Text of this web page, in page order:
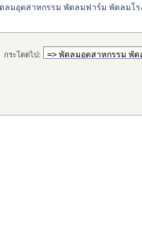
ลมอุตสาหกรรม พัดลมฟาร์ม พัดลมโร
กระโดดไป: